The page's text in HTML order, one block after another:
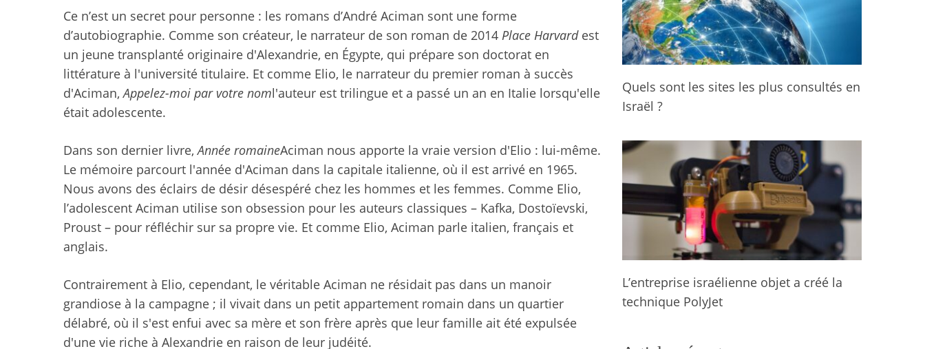
Ce n’est un secret pour personne : les romans d’André Aciman sont une forme
d’autobiographie. Comme son créateur, le narrateur de son roman de 2014 Place Harvardest
un jeune transplanté originaire d'Alexandrie, en Égypte, qui prépare son doctorat en
littérature à l'université titulaire. Et comme Elio, le narrateur du premier roman à succès
d'Aciman,Appelez-moi par votre noml'auteur est trilingue et a passé un an en Italie lorsqu'elle
était adolescente.
Dans son dernier livre,Année romaineAciman nous apporte la vraie version d'Elio : lui-même.
Le mémoire parcourt l'année d'Aciman dans la capitale italienne, où il est arrivé en 1965.
Nous avons des éclairs de désir désespéré chez les hommes et les femmes. Comme Elio,
l’adolescent Aciman utilise son obsession pour les auteurs classiques – Kafka, Dostoïevski,
Proust – pour réfléchir sur sa propre vie. Et comme Elio, Aciman parle italien, français et
anglais.
Contrairement à Elio, cependant, le véritable Aciman ne résidait pas dans un manoir
grandiose à la campagne ; il vivait dans un petit appartement romain dans un quartier
délabré, où il s'est enfui avec sa mère et son frère après que leur famille ait été expulsée
d'une vie riche à Alexandrie en raison de leur judéité.
Quels sont les sites les plus consultés en
Israël ?
L’entreprise israélienne objet a créé la
technique PolyJet